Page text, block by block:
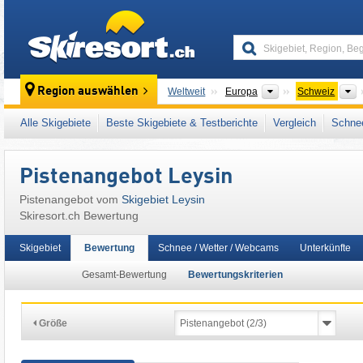
Region auswählen Weltweit Europa Kontinente
Schweiz
Dieses Skigebiet liegt auch in: Rhonetal ,
Westalpen Alpen
Alle Skigebiete Beste Skigebiete & Testberichte Vergleich
Pistenangebot Leysin
Pistenangebot vom Skigebiet Leysin
Skiresort.ch Bewertung
Skigebiet Bewertung
Gesamt-Bewertung Bewertungskriterien
Schnee / Wetter / Webcams Unterkünfte
Größe